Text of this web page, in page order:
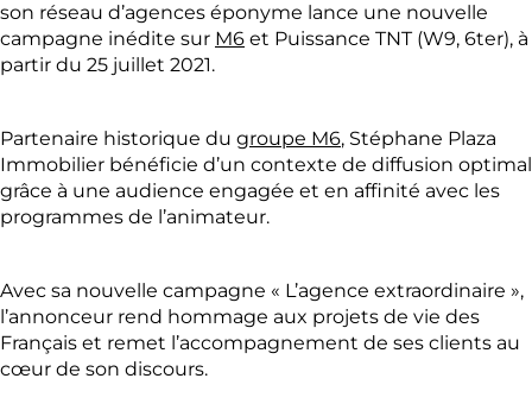
son réseau d’agences éponyme lance une nouvelle
campagne inédite sur M6 et Puissance TNT (W9, 6ter), à
partir du 25 juillet 2021.
Partenaire historique du groupe M6, Stéphane Plaza
Immobilier bénéficie d’un contexte de diffusion optimal
grâce à une audience engagée et en affinité avec les
programmes de l’animateur.
Avec sa nouvelle campagne « L’agence extraordinaire »,
l’annonceur rend hommage aux projets de vie des
Français et remet l’accompagnement de ses clients au
cœur de son discours.